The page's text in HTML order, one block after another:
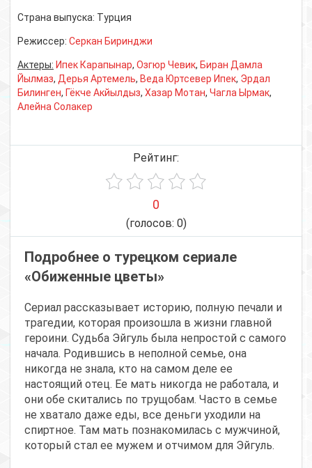
Страна выпуска: Турция
Режиссер: Серкан Биринджи
Актеры: Ипек Карапынар, Озгюр Чевик, Биран Дамла
Йылмаз, Дерья Артемель, Веда Юртсевер Ипек, Эрдал
Билинген, Гёкче Акйылдыз, Хазар Мотан, Чагла Ырмак,
Алейна Солакер
Рейтинг:
0
(голосов: 0)
Подробнее о турецком сериале
«Обиженные цветы»
Сериал рассказывает историю, полную печали и
трагедии, которая произошла в жизни главной
героини. Судьба Эйгуль была непростой с самого
начала. Родившись в неполной семье, она
никогда не знала, кто на самом деле ее
настоящий отец. Ее мать никогда не работала, и
они обе скитались по трущобам. Часто в семье
не хватало даже еды, все деньги уходили на
спиртное. Там мать познакомилась с мужчиной,
который стал ее мужем и отчимом для Эйгуль.